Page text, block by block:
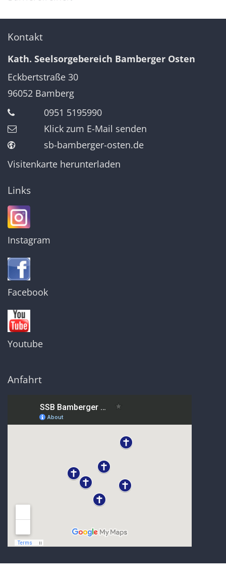
Kontakt
Kath. Seelsorgebereich Bamberger Osten
Eckbertstraße 30
96052 Bamberg
0951 5195990
Klick zum E-Mail senden
sb-bamberger-osten.de
Visitenkarte herunterladen
Links
Instagram
Facebook
Youtube
Anfahrt